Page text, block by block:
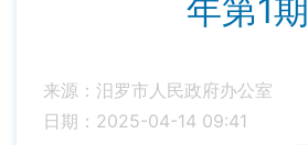
年第1期
来源：汨罗市人民政府办公室
日期：2025-04-14 09:41